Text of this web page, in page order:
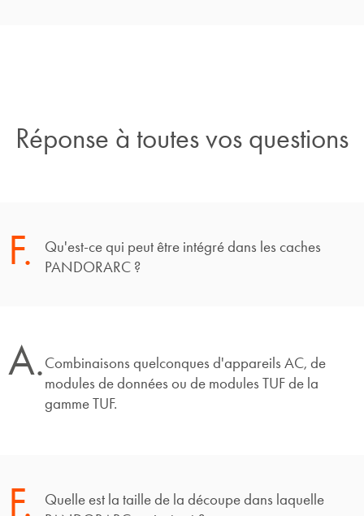
Réponse à toutes vos questions
F.
Qu'est-ce qui peut être intégré dans les caches
PANDORARC ?
A.Combinaisons quelconques d'appareils AC, de
modules de données ou de modules TUF de la
gamme TUF.
F.
Quelle est la taille de la découpe dans laquelle